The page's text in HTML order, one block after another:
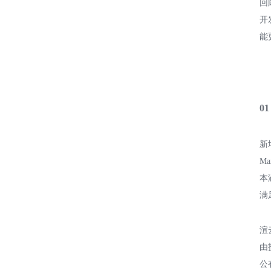
回
开
能
新
本
满
渲
由
公